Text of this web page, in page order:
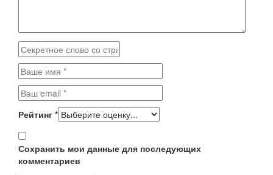
Рейтинг *
Сохранить мои данные для последующих
комментариев